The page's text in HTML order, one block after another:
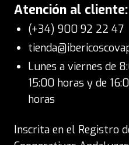
ambas
óptima que
sus
quienes buscan
y un corte
incorporamos la
Atención al cliente:
(+34) 900 92 22 47
Lunes a viernes de
15:00 horas y de
horas
Inscrita en el Registro